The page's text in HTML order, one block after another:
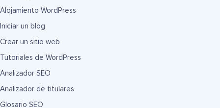
Alojamiento WordPress
Iniciar un blog
Crear un sitio web
Tutoriales de WordPress
Analizador SEO
Analizador de titulares
Glosario SEO